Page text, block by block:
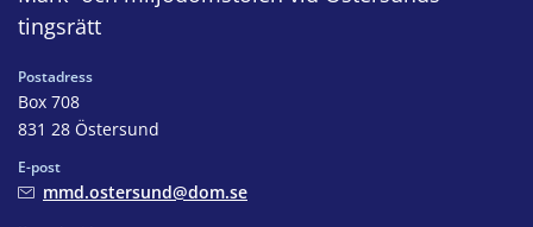
tingsrätt
Postadress
Box 708
831 28 Östersund
E-post
mmd.ostersund@dom.se